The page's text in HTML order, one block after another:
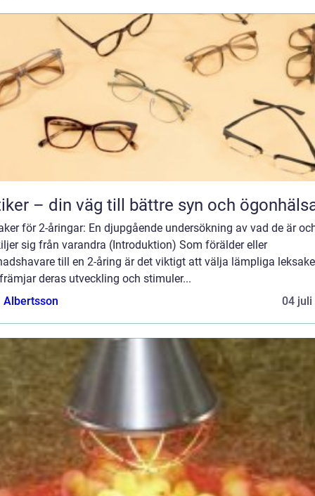
– din väg till bättre syn och
för 2-åringar: En djupgående undersökning av vad de är
sig från varandra (Introduktion) Som förälder eller
till en 2-åring är det viktigt att välja lämpliga
deras utveckling och stimuler...
Albertsson
04 juli